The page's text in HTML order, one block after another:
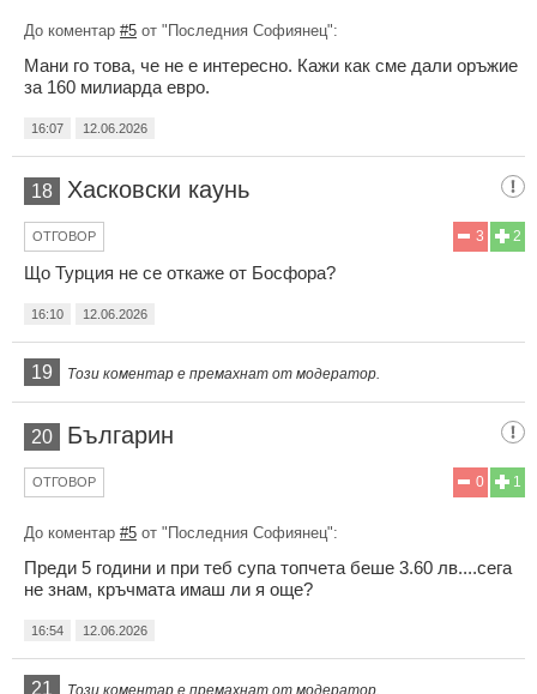
До коментар #5 от "Последния Софиянец":
Мани го това, че не е интересно. Кажи как сме дали оръжие
за 160 милиарда евро.
16:07 12.06.2026
18 Хасковски каунь
2
3
ОТГОВОР
Що Турция не се откаже от Босфора?
16:10 12.06.2026
19 Този коментар е премахнат от модератор.
20 Българин
1
0
ОТГОВОР
До коментар #5 от "Последния Софиянец":
Преди 5 години и при теб супа топчета беше 3.60 лв....сега
не знам, кръчмата имаш ли я още?
16:54 12.06.2026
21 Този коментар е премахнат от модератор.